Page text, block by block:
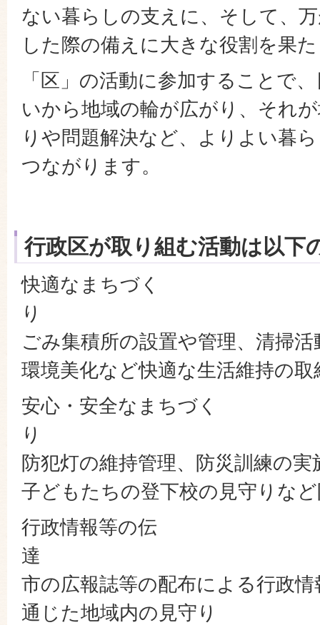
ない暮らしの支えに、そして、
した際の備えに大きな役割
「区」の活動に参加することで
いから地域の輪が広がり、それ
りや問題解決など、よりよい暮
つながります。
行政区が取り組む活動は以下
快適なまちづく
ごみ集積所の設置や管理、清掃
環境美化など快適な生活維持の取
安心・安全なまちづく
防犯灯の維持管理、防災訓練の
子どもたちの登下校の見守りな
行政情報等の伝
市の広報誌等の配布による行政
通じた地域内の見守り